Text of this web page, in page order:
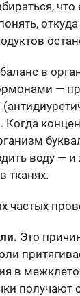
что
в
—
. Когда
воду — и
тканях.
частых
Это
в
получают